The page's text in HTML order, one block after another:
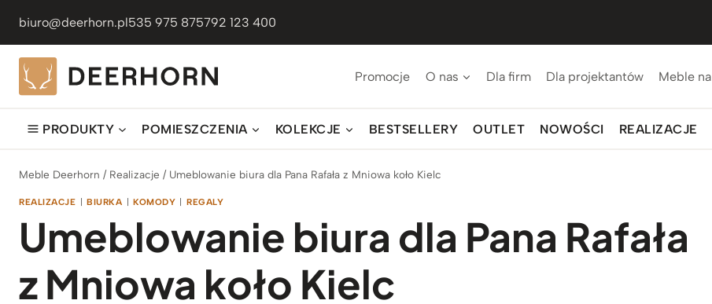
treści
biuro@deerhorn.pl535 975 875792 123 400
Promocje O nas Dla firm Dla projektantów Meble
PRODUKTY POMIESZCZENIA KOLEKCJE BESTSELLERY OUTLET NOWOŚCI REALIZACJE
Meble Deerhorn / Realizacje / Umeblowanie biura dla Pana Rafała z Mniowa koło Kielc
REALIZACJE | BIURKA | KOMODY | REGALY
Umeblowanie biura dla Pana Rafała
z Mniowa koło Kielc